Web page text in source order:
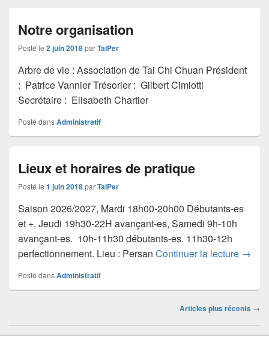
Notre organisation
Posté le 2 juin 2018parTaiPer
Arbre de vie : Association de Tai Chi Chuan Président
: Patrice Vannier Trésorier : Gilbert Cimiotti
Secrétaire : Elisabeth Chartier
Posté dansAdministratif
Lieux et horaires de pratique
Posté le 1 juin 2018parTaiPer
Saison 2026/2027, Mardi 18h00-20h00 Débutants-es
et +, Jeudi 19h30-22H avançant-es, Samedi 9h-10h
avançant-es. 10h-11h30 débutants-es. 11h30-12h
perfectionnement. Lieu : Persan Continuer la lecture Lieux
→
Posté dansAdministratif
les
Articles plus récents →